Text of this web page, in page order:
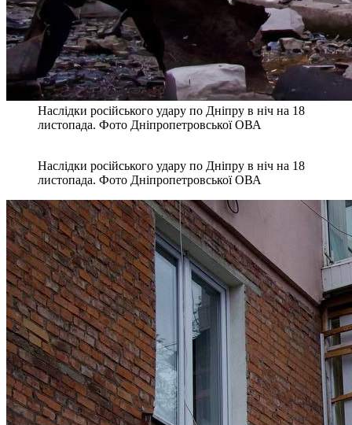
Наслідки російського удару по Дніпру в ніч на 18
листопада. Фото Дніпропетровської ОВА
Наслідки російського удару по Дніпру в ніч на 18
листопада. Фото Дніпропетровської ОВА